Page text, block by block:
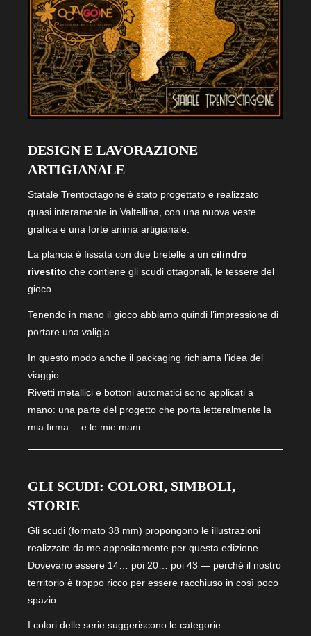
DESIGN E LAVORAZIONE
ARTIGIANALE
Statale Trentoctagone è stato progettato e realizzato
quasi interamente in Valtellina, con una nuova veste
grafica e una forte anima artigianale.
La plancia è fissata con due bretelle a un cilindro
rivestito che contiene gli scudi ottagonali, le tessere del
gioco.
Tenendo in mano il gioco abbiamo quindi l’impressione di
portare una valigia.
In questo modo anche il packaging richiama l’idea del
viaggio:
Rivetti metallici e bottoni automatici sono applicati a
mano: una parte del progetto che porta letteralmente la
mia firma… e le mie mani.
GLI SCUDI: COLORI, SIMBOLI,
STORIE
Gli scudi (formato 38 mm) propongono le illustrazioni
realizzate da me appositamente per questa edizione.
Dovevano essere 14… poi 20… poi 43 — perché il nostro
territorio è troppo ricco per essere racchiuso in così poco
spazio.
I colori delle serie suggeriscono le categorie: